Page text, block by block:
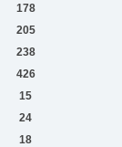
178
205
238
426
15
24
18